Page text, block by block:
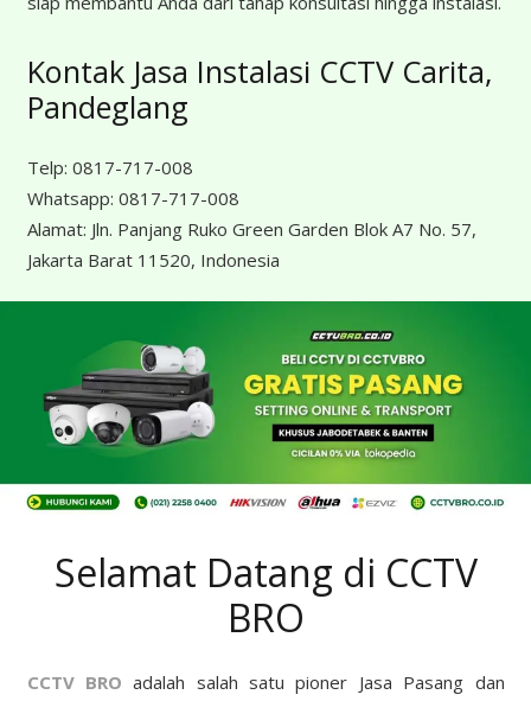
Kontak Jasa Instalasi CCTV Carita,
Pandeglang
Telp: 0817-717-008
Whatsapp: 0817-717-008
Alamat: Jln. Panjang Ruko Green Garden Blok A7 No. 57,
Jakarta Barat 11520, Indonesia
Selamat Datang di CCTV
BRO
CCTV BRO adalah salah satu pioner Jasa Pasang dan